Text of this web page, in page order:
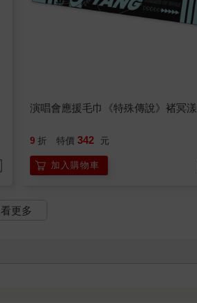
演唱會應援毛巾《特殊傳說》褚冥漾
9 折 特價 342 元
加入購物車
看更多